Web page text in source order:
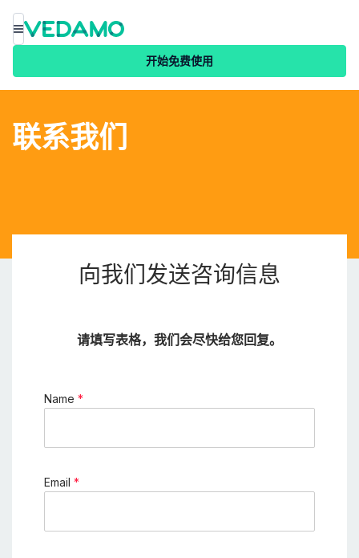
菜单
开始免费使用
联系我们
向我们发送咨询信息
请填写表格，我们会尽快给您回复。
Name *
Email *